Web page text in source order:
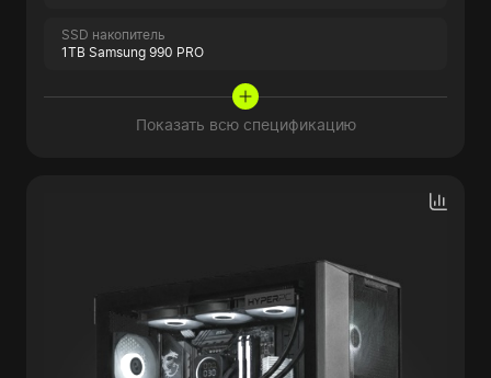
SSD накопитель
1TB Samsung 990 PRO
Показать всю спецификацию